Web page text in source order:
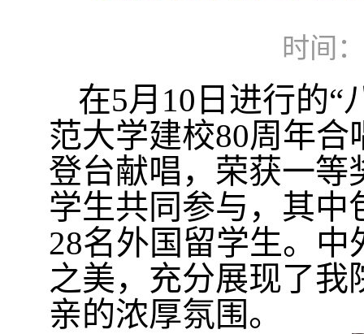
时间
在5月10日进行的“
范大学建校80周年
登台献唱，荣获一等
学生共同参与，其中
28名外国留学生。
之美，充分展现了
亲的浓厚氛围。